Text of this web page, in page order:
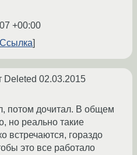
+00:00
Ссылка
Deleted 02.03.2015
потом дочитал. В общем
но реально такие
встречаются, гораздо
это все работало